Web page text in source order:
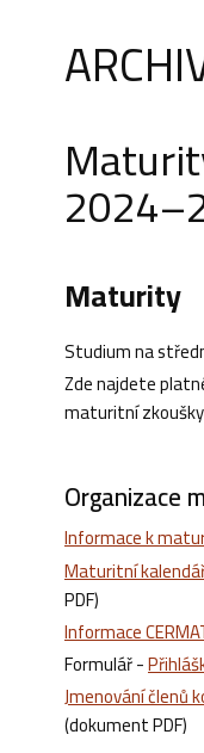
Maturity
Studium na
Zde najdete
maturitní
Organizace
Informace k
Maturitní
PDF)
Informace
Formulář -
Jmenování členů
(dokument PDF)